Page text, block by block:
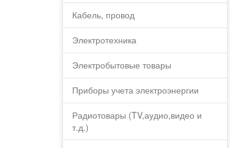
Кабель, провод
Электротехника
Электробытовые товары
Приборы учета электроэнергии
Радиотовары (TV,аудио,видео и
т.д.)